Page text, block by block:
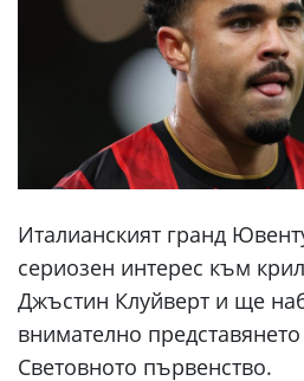
Италианският гранд
сериозен интерес към
Джъстин Клуйверт и ще
внимателно
Световното първенство.